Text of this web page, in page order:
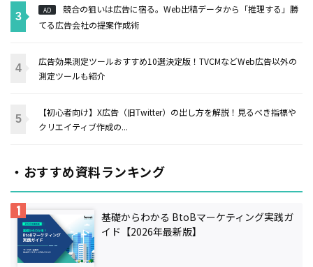
AD
競合の狙いは広告に宿る。Web出稿データから「推理する」勝
てる広告会社の提案作成術
広告効果測定ツールおすすめ10選決定版！TVCMなどWeb広告以外の
測定ツールも紹介
【初心者向け】X広告（旧Twitter）の出し方を解説！見るべき指標や
クリエイティブ作成の...
・おすすめ資料ランキング
基礎からわかる BtoBマーケティング実践ガ
イド【2026年最新版】